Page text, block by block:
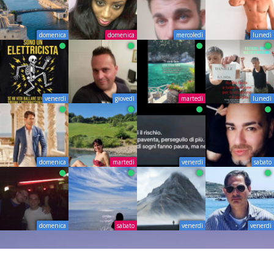
domenica domenica mercoledì lunedì
venerdì giovedì martedì lunedì
domenica martedì venerdì sabato
domenica sabato venerdì venerdì